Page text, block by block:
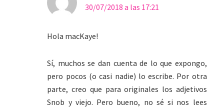
30/07/2018 a las 17:21
Hola macKaye!
Sí, muchos se dan cuenta de lo que expongo,
pero pocos (o casi nadie) lo escribe. Por otra
parte, creo que para originales los adjetivos
Snob y viejo. Pero bueno, no sé si nos lees